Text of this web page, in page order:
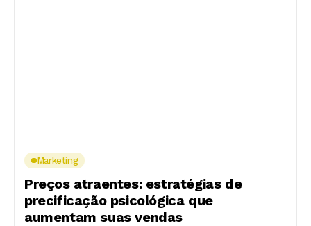
Marketing
Preços atraentes: estratégias de
precificação psicológica que
aumentam suas vendas